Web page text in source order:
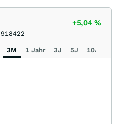
+5,04%
918422
3M 1 Jahr 3J 5J 10J